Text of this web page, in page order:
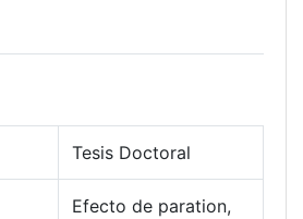
Tesis Doctoral
Efecto de paration,